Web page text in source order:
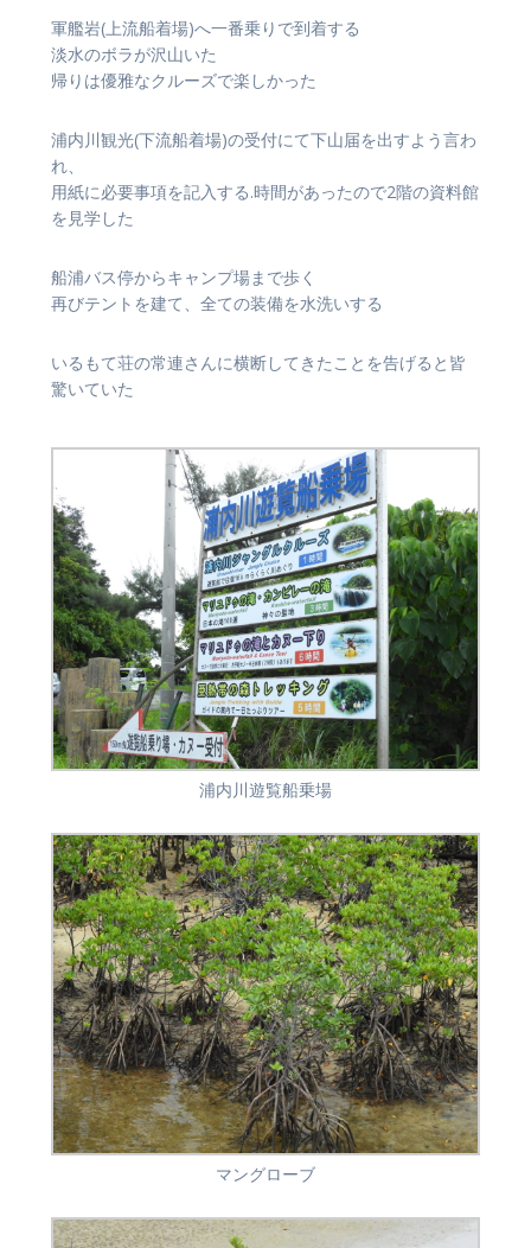
軍艦岩(上流船着場)へ一番乗りで到着する
淡水のボラが沢山いた
帰りは優雅なクルーズで楽しかった
浦内川観光(下流船着場)の受付にて下山届を出すよう言わ
れ、
用紙に必要事項を記入する.時間があったので2階の資料館
を見学した
船浦バス停からキャンプ場まで歩く
再びテントを建て、全ての装備を水洗いする
いるもて荘の常連さんに横断してきたことを告げると皆
驚いていた
浦内川遊覧船乗場
マングローブ